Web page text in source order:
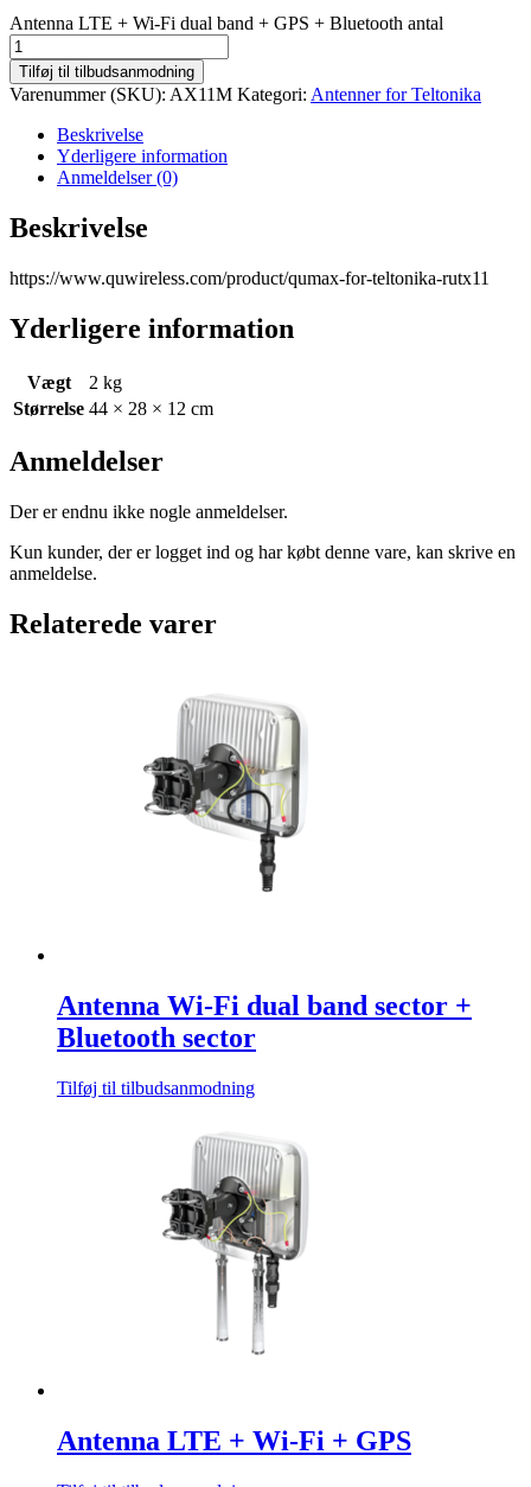
Antenna LTE + Wi-Fi dual band + GPS + Bluetooth antal
Tilføj til tilbudsanmodning
Varenummer (SKU): AX11M Kategori: Antenner for Teltonika
Beskrivelse
Yderligere information
Anmeldelser (0)
Beskrivelse
https://www.quwireless.com/product/qumax-for-teltonika-rutx11
Yderligere information
Vægt
2 kg
Størrelse 44 × 28 × 12 cm
Anmeldelser
Der er endnu ikke nogle anmeldelser.
Kun kunder, der er logget ind og har købt denne vare, kan skrive en
anmeldelse.
Relaterede varer
Antenna Wi-Fi dual band sector +
Bluetooth sector
Tilføj til tilbudsanmodning
Antenna LTE + Wi-Fi + GPS